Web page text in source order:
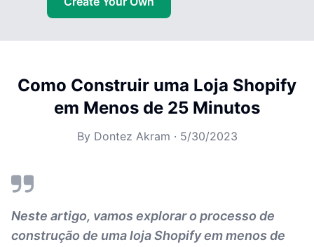
Como Construir uma Loja Shopify
em Menos de 25 Minutos
By Dontez Akram · 5/30/2023
Neste artigo, vamos explorar o processo de
construção de uma loja Shopify em menos de